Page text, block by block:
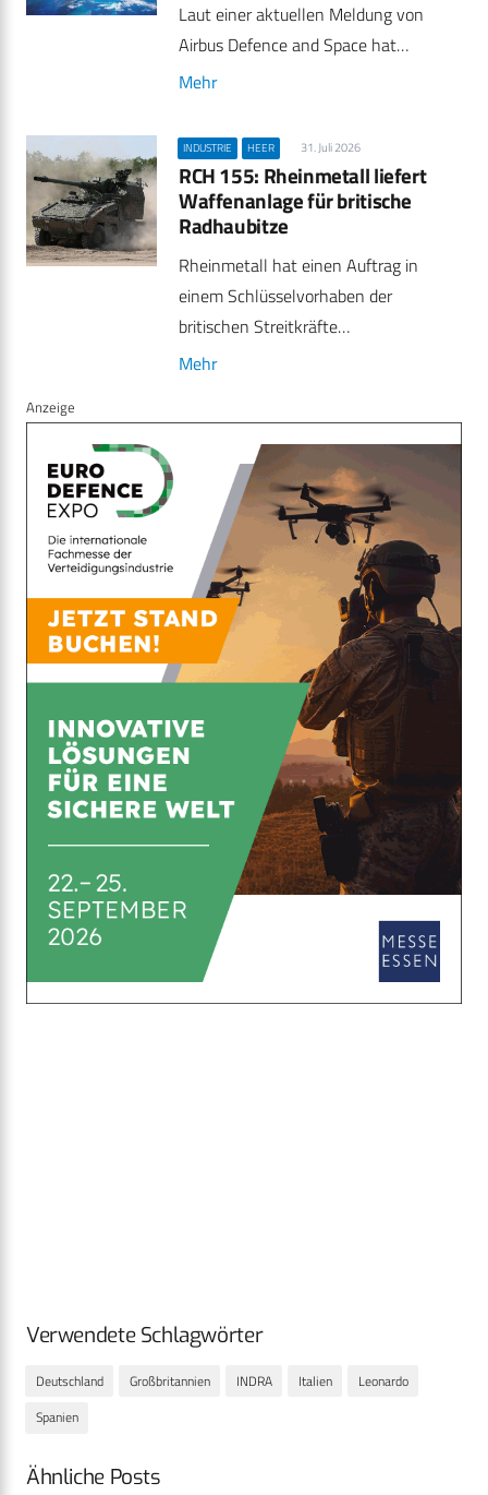
Laut einer aktuellen Meldung von
Airbus Defence and Space hat…
Mehr
INDUSTRIE HEER 31. Juli 2026
RCH 155: Rheinmetall liefert
Waffenanlage für britische
Radhaubitze
Rheinmetall hat einen Auftrag in
einem Schlüsselvorhaben der
britischen Streitkräfte…
Mehr
Anzeige
Verwendete Schlagwörter
Deutschland Großbritannien INDRA Italien
Leonardo
Spanien
Ähnliche Posts